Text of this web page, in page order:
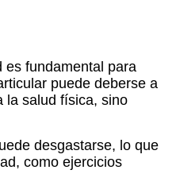
es fundamental para
puede deberse a
la salud física, sino
desgastarse, lo que
como ejercicios